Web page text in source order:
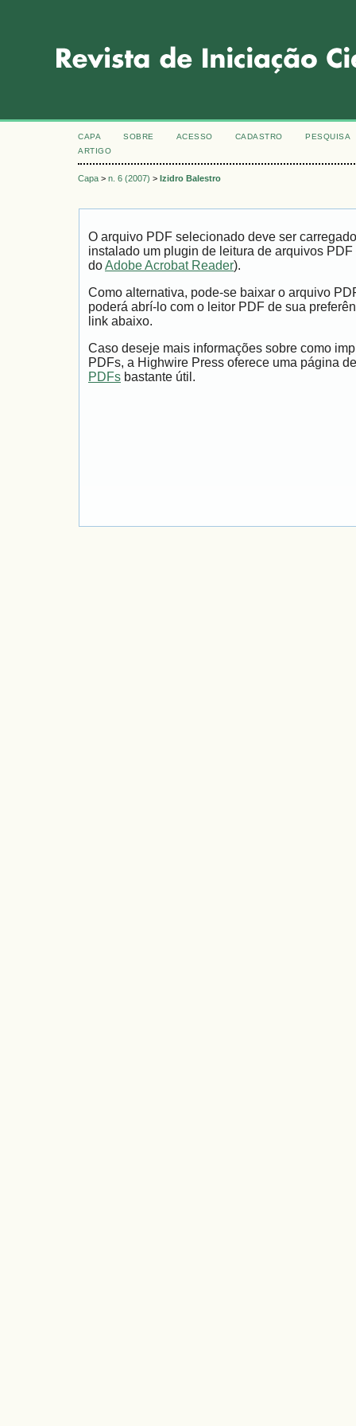
CAPA SOBRE ACESSO CADASTRO
PESQUISA
ARTIGO
Capa > n. 6 (2007) > Izidro Balestro
O arquivo PDF selecionado deve ser
instalado um plugin de leitura de arquivos
doAdobe Acrobat Reader).
Como alternativa, pode-se baixar o arquivo
poderá abrí-lo com o leitor PDF de sua
link abaixo.
Caso deseje mais informações sobre como
PDFs, a Highwire Press oferece uma página
PDFs bastante útil.